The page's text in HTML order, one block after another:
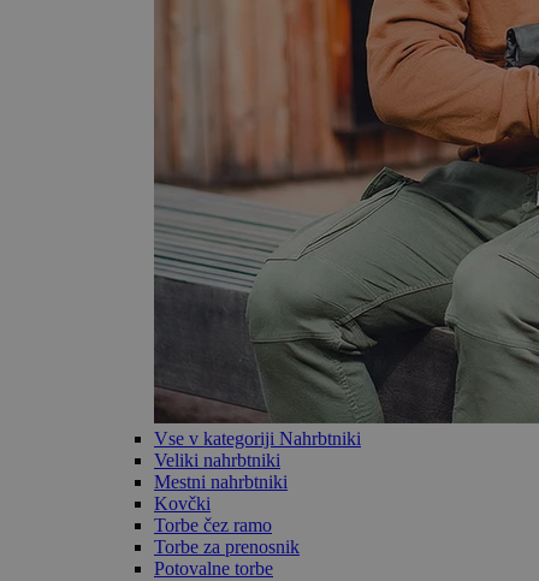
Vse v kategoriji Nahrbtniki
Veliki nahrbtniki
Mestni nahrbtniki
Kovčki
Torbe čez ramo
Torbe za prenosnik
Potovalne torbe